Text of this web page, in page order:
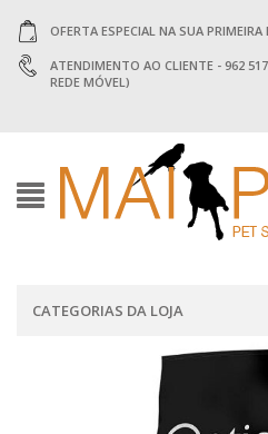
OFERTA ESPECIAL NA SUA PRIMEIRA
ATENDIMENTO AO CLIENTE - 962
REDE MÓVEL)
CATEGORIAS DA LOJA